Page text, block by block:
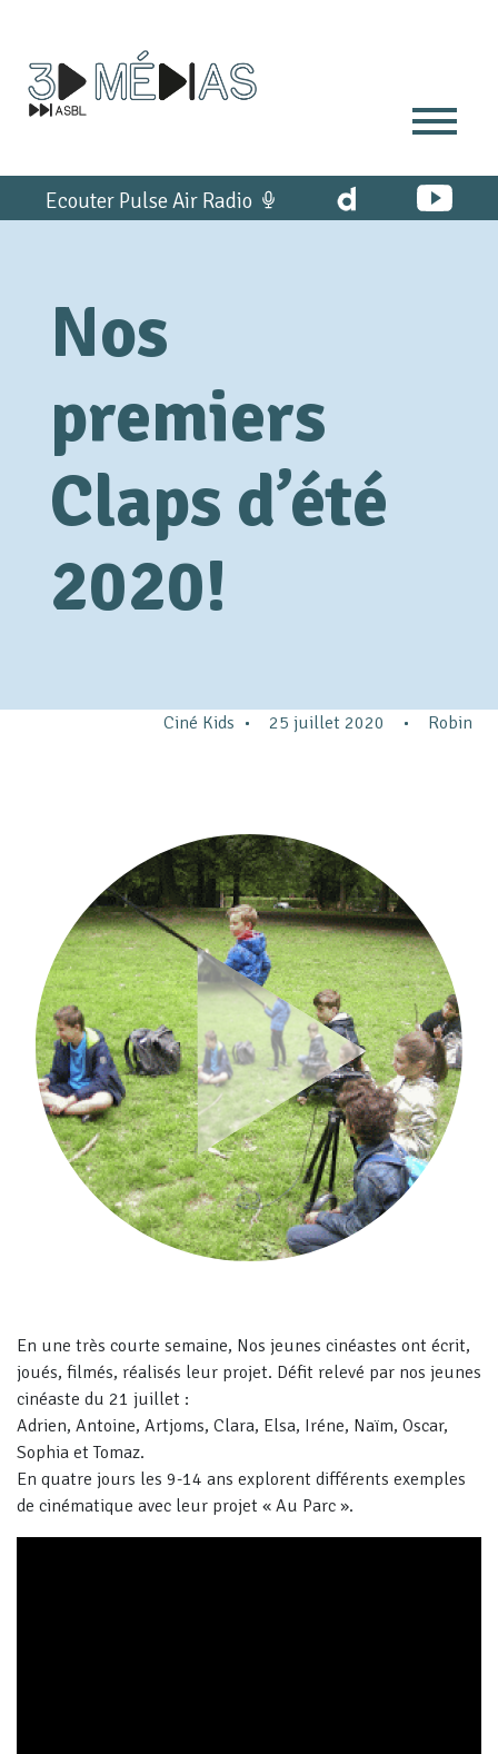
Ecouter Pulse Air Radio
Nos
premiers
Claps d’été
2020!
Ciné Kids • 25 juillet 2020 • Robin
En une très courte semaine, Nos jeunes cinéastes ont écrit,
joués, filmés, réalisés leur projet. Défit relevé par nos jeunes
cinéaste du 21 juillet :
Adrien, Antoine, Artjoms, Clara, Elsa, Iréne, Naïm, Oscar,
Sophia et Tomaz.
En quatre jours les 9-14 ans explorent différents exemples
de cinématique avec leur projet « Au Parc ».